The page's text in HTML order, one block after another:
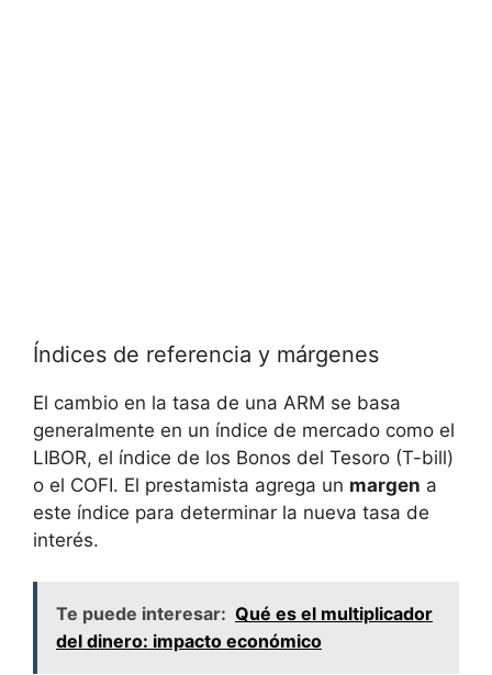
Índices de referencia y márgenes
El cambio en la tasa de una ARM se basa
generalmente en un índice de mercado como el
LIBOR, el índice de los Bonos del Tesoro (T-bill)
o el COFI. El prestamista agrega un margen a
este índice para determinar la nueva tasa de
interés.
Te puede interesar: Qué es el multiplicador
del dinero: impacto económico